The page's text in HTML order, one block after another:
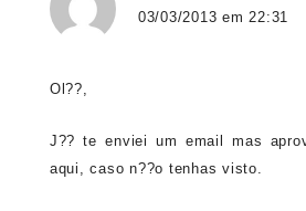
03/03/2013 em 22:31
Ol??,
J?? te enviei um email mas
aqui, caso n??o tenhas visto.